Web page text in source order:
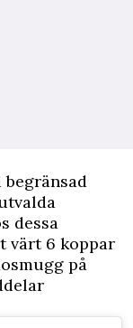
dessa
värt 6 koppar
på